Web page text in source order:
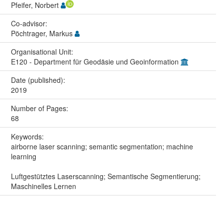
Pfeifer, Norbert
Co-advisor:
Pöchtrager, Markus
Organisational Unit:
E120 - Department für Geodäsie und Geoinformation
Date (published):
2019
Number of Pages:
68
Keywords:
airborne laser scanning; semantic segmentation; machine
learning
Luftgestütztes Laserscanning; Semantische Segmentierung;
Maschinelles Lernen